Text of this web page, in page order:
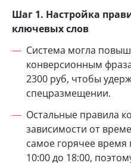
Шаг 1. Настройка
ключевых слов
Система могла
конверсионным
2300 руб, чтобы
спецразмещении.
Остальные правила
зависимости от
самое горячее время
10:00 до 18:00,